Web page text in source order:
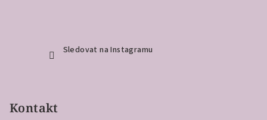
Sledovat na Instagramu
Kontakt